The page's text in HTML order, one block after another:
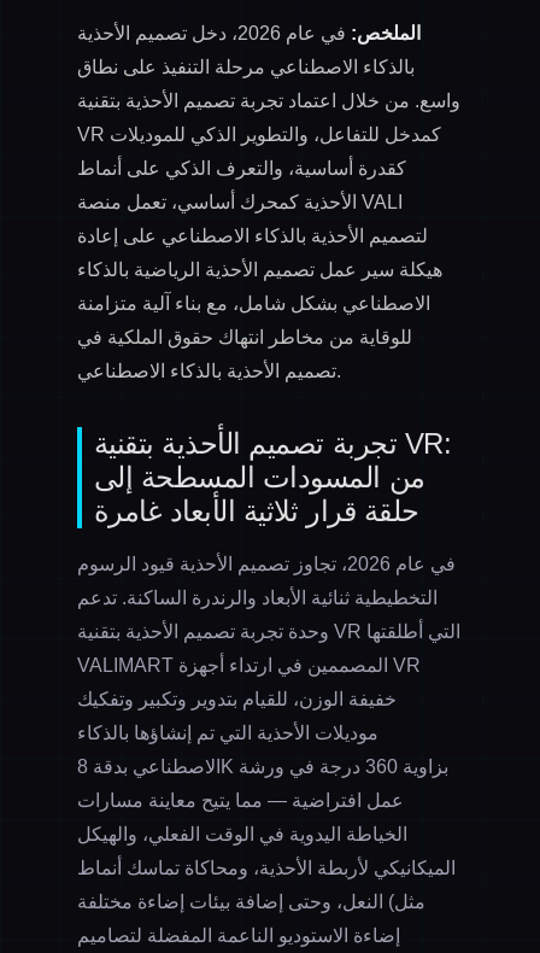
الملخص:
في عام 2026، دخل تصميم الأحذية
بالذكاء الاصطناعي مرحلة التنفيذ على نطاق
واسع. من خلال اعتماد تجربة تصميم الأحذية بتقنية
VR
كمدخل للتفاعل، و التطوير الذكي للموديلات
كقدرة أساسية، و التعرف الذكي على أنماط
الأحذية كمحرك أساسي، تعمل منصة VALI
لتصميم الأحذية بالذكاء الاصطناعي على إعادة
هيكلة سير عمل تصميم الأحذية الرياضية بالذكاء
الاصطناعي بشكل شامل، مع بناء آلية متزامنة
للوقاية من مخاطر انتهاك حقوق الملكية في
تصميم الأحذية بالذكاء الاصطناعي.
تجربة تصميم الأحذية بتقنية VR:
من المسودات المسطحة إلى
حلقة قرار ثلاثية الأبعاد غامرة
في عام 2026، تجاوز تصميم الأحذية قيود الرسوم
التخطيطية ثنائية الأبعاد والرندرة الساكنة. تدعم
وحدة تجربة تصميم الأحذية بتقنية VR
VALIMART المصممين في ارتداء أجهزة VR
خفيفة الوزن، للقيام بتدوير وتكبير وتفكيك
موديلات الأحذية التي تم إنشاؤها بالذكاء
الاصطناعي بدقة 8K بزاوية 360 درجة في ورشة
عمل افتراضية — مما يتيح معاينة مسارات
الخياطة اليدوية في الوقت الفعلي، والهيكل
الميكانيكي لأربطة الأحذية، ومحاكاة تماسك أنماط
النعل، وحتى إضافة بيئات إضاءة مختلفة (مثل
إضاءة الاستوديو الناعمة المفضلة لتصاميم